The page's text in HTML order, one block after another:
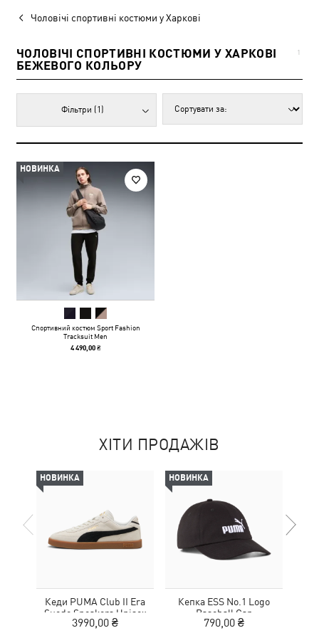
Чоловічі спортивні костюми у Харкові
ЧОЛОВІЧІ СПОРТИВНІ КОСТЮМИ У ХАРКОВІ
БЕЖЕВОГО КОЛЬОРУ
1
Фільтри (1)
НОВИНКА
Спортивний костюм Sport Fashion
Tracksuit Men
4 490,00 ₴
ХІТИ ПРОДАЖІВ
НОВИНКА
Кеди PUMA Club II Era
Suede Sneakers Unisex
3990,00 ₴
НОВИНКА
Кепка ESS No.1 Logo
Baseball Cap
790,00 ₴